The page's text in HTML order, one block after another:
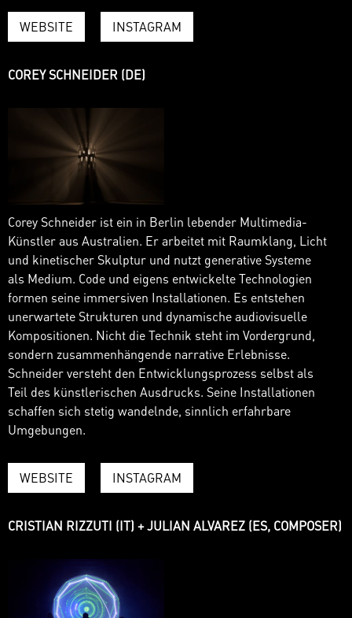
WEBSITE INSTAGRAM
COREY SCHNEIDER (DE)
Corey Schneider ist ein in Berlin lebender Multimedia-
Künstler aus Australien. Er arbeitet mit Raumklang, Licht
und kinetischer Skulptur und nutzt generative Systeme
als Medium. Code und eigens entwickelte Technologien
formen seine immersiven Installationen. Es entstehen
unerwartete Strukturen und dynamische audiovisuelle
Kompositionen. Nicht die Technik steht im Vordergrund,
sondern zusammenhängende narrative Erlebnisse.
Schneider versteht den Entwicklungsprozess selbst als
Teil des künstlerischen Ausdrucks. Seine Installationen
schaffen sich stetig wandelnde, sinnlich erfahrbare
Umgebungen.
WEBSITE INSTAGRAM
CRISTIAN RIZZUTI (IT) + JULIAN ALVAREZ (ES, COMPOSER)